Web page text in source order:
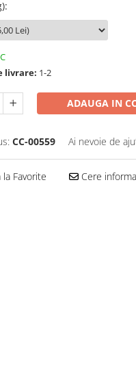
:
livrare: 1-2
ADAUGA IN
CC-00559 Ai nevoie de
la Favorite Cere